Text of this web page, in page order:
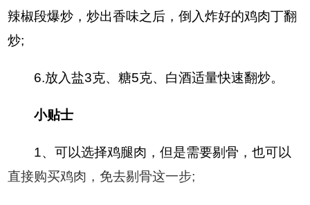
辣椒段爆炒，炒出香味之后，倒入炸好的鸡肉丁翻
炒;
6.放入盐3克、糖5克、白酒适量快速翻炒。
小贴士
1、可以选择鸡腿肉，但是需要剔骨，也可以
直接购买鸡肉，免去剔骨这一步;